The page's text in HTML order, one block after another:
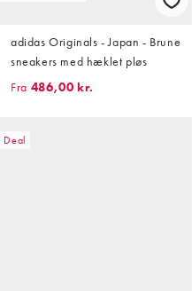
adidas Originals - Japan - Brune
sneakers med hæklet pløs
Fra 486,00 kr.
Deal